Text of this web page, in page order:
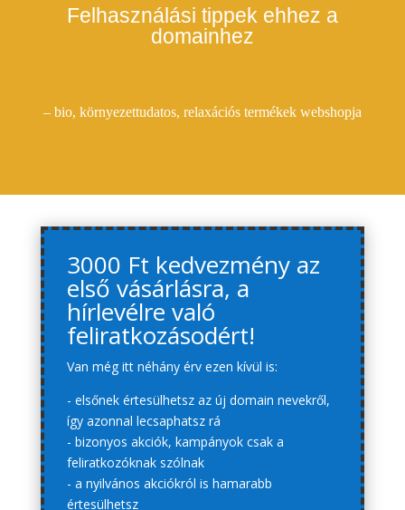
Felhasználási tippek ehhez a
domainhez
– bio, környezettudatos, relaxációs termékek webshopja
3000 Ft kedvezmény az
első vásárlásra, a
hírlevélre való
feliratkozásodért!
Van még itt néhány érv ezen kívül is:
- elsőnek értesülhetsz az új domain nevekről,
így azonnal lecsaphatsz rá
- bizonyos akciók, kampányok csak a
feliratkozóknak szólnak
- a nyilvános akciókról is hamarabb
értesülhetsz